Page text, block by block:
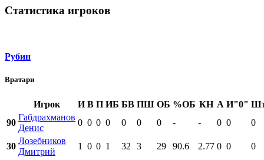
Статистика игроков
Рубин
Вратари
Игрок И В П ИБ БВ ПШ ОБ %ОБ КН А И"0"
90
Габдрахманов
Денис
0 0 0 0 0 0 0 - - 0 0 0
30
Лозебников
Дмитрий
1 0 0 1 32 3 29 90.6 2.77 0 0
0